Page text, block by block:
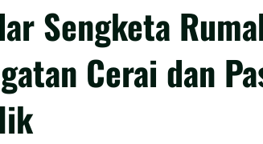
Sengketa
Cerai dan